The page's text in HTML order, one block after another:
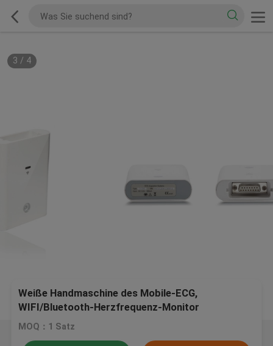
3 / 4
Weiße Handmaschine des Mobile-ECG,
WIFI/Bluetooth-Herzfrequenz-Monitor
MOQ：1 Satz